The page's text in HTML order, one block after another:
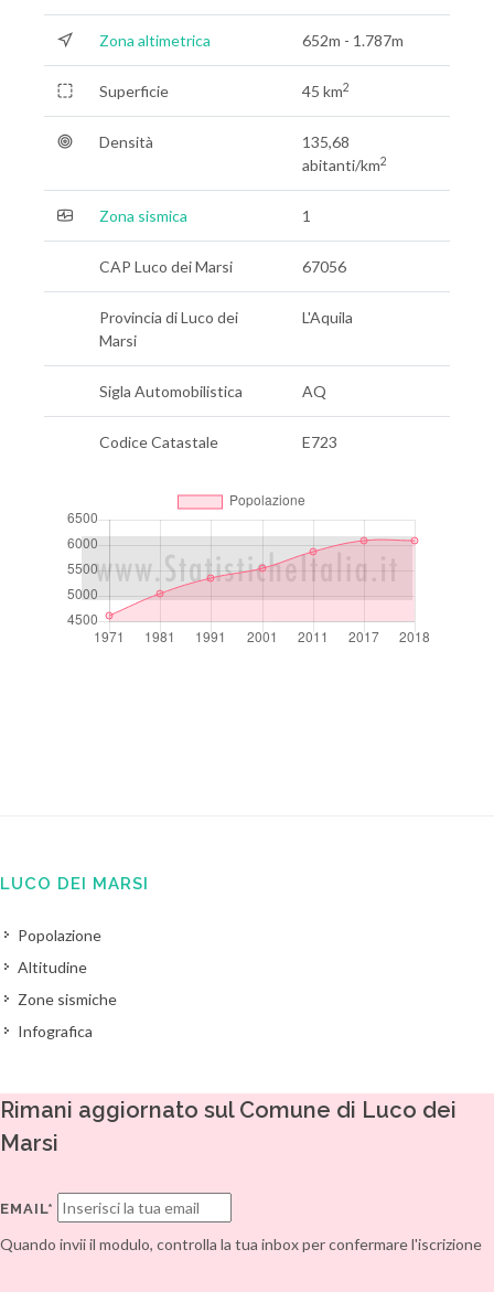
Zona altimetrica 652m - 1.787m
Superficie 45 km2
Densità
135,68
abitanti/km2
Zona sismica 1
CAP Luco dei Marsi 67056
Provincia di Luco dei
Marsi
L'Aquila
Sigla Automobilistica AQ
Codice Catastale E723
LUCO DEI MARSI
Popolazione
Altitudine
Zone sismiche
Infografica
Rimani aggiornato sul Comune di Luco dei
Marsi
EMAIL*
Quando invii il modulo, controlla la tua inbox per confermare l'iscrizione